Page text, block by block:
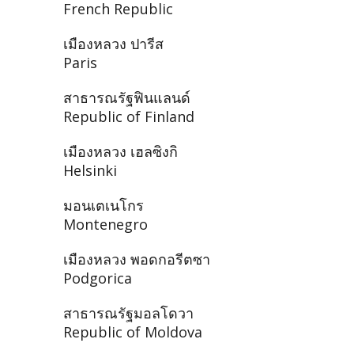
French Republic
เมืองหลวง ปารีส
Paris
สาธารณรัฐฟินแลนด์
Republic of Finland
เมืองหลวง เฮลซิงกิ
Helsinki
มอนเตเนโกร
Montenegro
เมืองหลวง พอดกอรีตซา
Podgorica
สาธารณรัฐมอลโดวา
Republic of Moldova